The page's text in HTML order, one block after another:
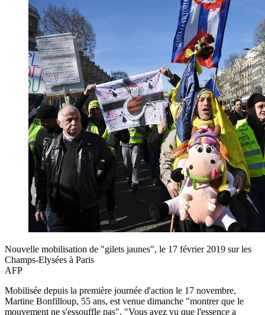
Nouvelle mobilisation de "gilets jaunes", le 17 février 2019 sur les
Champs-Elysées à Paris
AFP
Mobilisée depuis la première journée d'action le 17 novembre,
Martine Bonfilloup, 55 ans, est venue dimanche "montrer que le
mouvement ne s'essouffle pas". "Vous avez vu que l'essence a